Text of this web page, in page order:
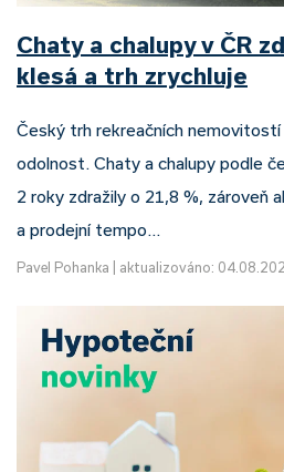
Chaty a chalupy v ČR
klesá a trh zrychluje
Český trh rekreačních
odolnost. Chaty a chalupy podle
2 roky zdražily o 21,8 %, zároveň
a prodejní tempo…
Pavel Pohanka aktualizováno: